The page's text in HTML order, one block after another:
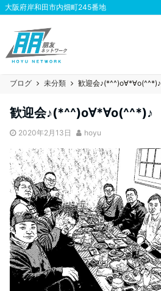
大阪府岸和田市内畑町245番地
ブログ 未分類 歓迎会♪(*^^)o∀*∀o(^^*)♪
歓迎会♪(*^^)o∀*∀o(^^*)♪
2020年2月13日 hoyu